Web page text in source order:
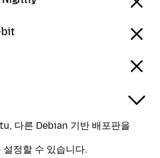
다른 Debian 기반 배포판을
설정할 수 있습니다.